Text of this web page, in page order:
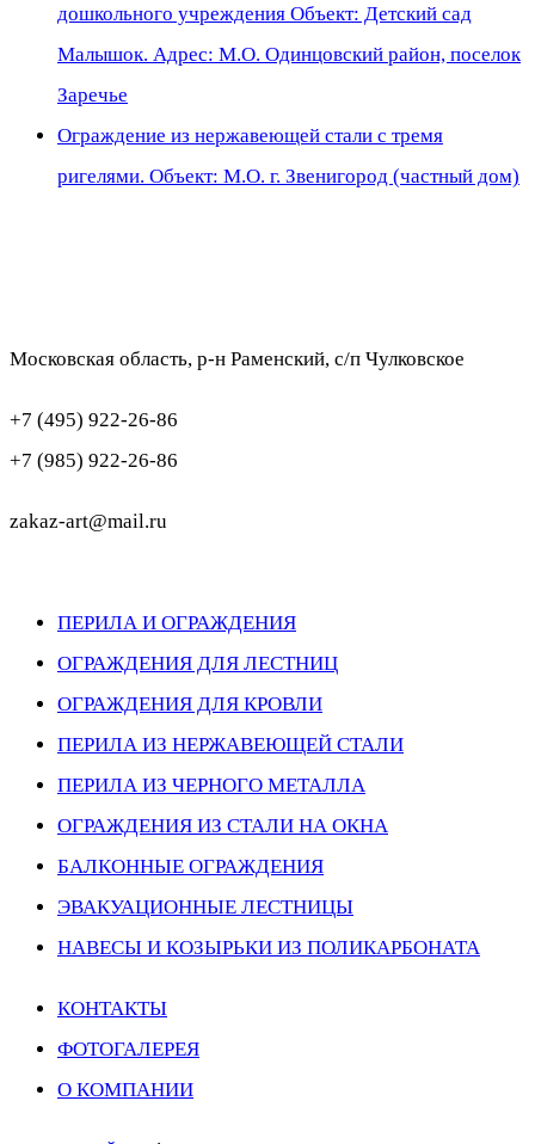
дошкольного учреждения Объект: Детский сад
Малышок. Адрес: М.О. Одинцовский район, поселок
Заречье
Ограждение из нержавеющей стали с тремя
ригелями. Объект: М.О. г. Звенигород (частный дом)
Московская область, р-н Раменский, с/п Чулковское
+7 (495) 922-26-86
+7 (985) 922-26-86
zakaz-art@mail.ru
ПЕРИЛА И ОГРАЖДЕНИЯ
ОГРАЖДЕНИЯ ДЛЯ ЛЕСТНИЦ
ОГРАЖДЕНИЯ ДЛЯ КРОВЛИ
ПЕРИЛА ИЗ НЕРЖАВЕЮЩЕЙ СТАЛИ
ПЕРИЛА ИЗ ЧЕРНОГО МЕТАЛЛА
ОГРАЖДЕНИЯ ИЗ СТАЛИ НА ОКНА
БАЛКОННЫЕ ОГРАЖДЕНИЯ
ЭВАКУАЦИОННЫЕ ЛЕСТНИЦЫ
НАВЕСЫ И КОЗЫРЬКИ ИЗ ПОЛИКАРБОНАТА
КОНТАКТЫ
ФОТОГАЛЕРЕЯ
О КОМПАНИИ